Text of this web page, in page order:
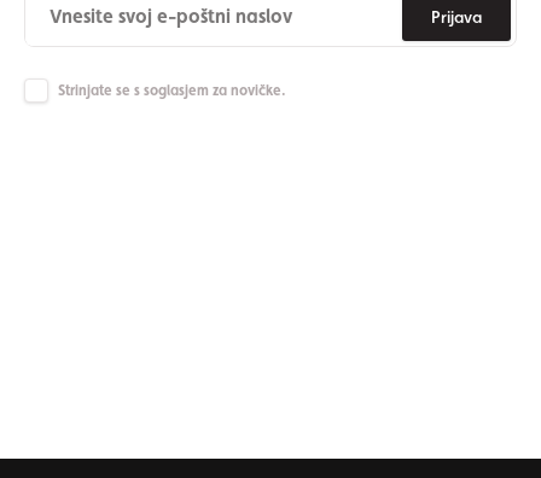
Prijava
Strinjate se s soglasjem za novičke.